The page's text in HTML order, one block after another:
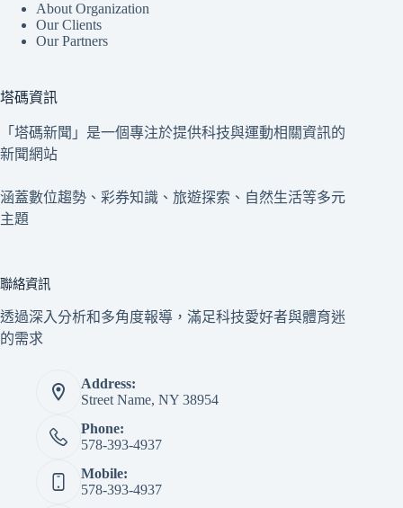
About Organization
Our Clients
Our Partners
塔碼資訊
「塔碼新聞」是一個專注於提供科技與運動相關資訊的
新聞網站
涵蓋數位趨勢、彩券知識、旅遊探索、自然生活等多元
主題
聯絡資訊
透過深入分析和多角度報導，滿足科技愛好者與體育迷
的需求
Address:
Street Name, NY 38954
Phone:
578-393-4937
Mobile:
578-393-4937